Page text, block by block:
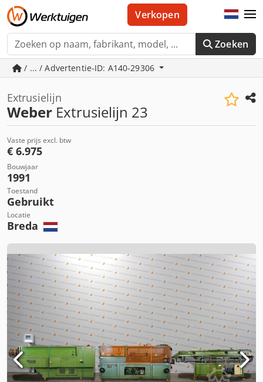
Zoeken
Verkopen
/ ... / Advertentie-ID: A140-29306
Extrusielijn
Weber Extrusielijn 23
Vaste prijs excl. btw
€ 6.975
Bouwjaar
1991
Toestand
Gebruikt
Locatie
Breda